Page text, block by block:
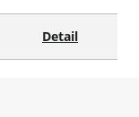
Detail